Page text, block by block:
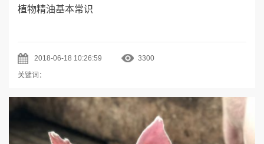
植物精油基本常识
2018-06-18 10:26:59 3300
关键词：